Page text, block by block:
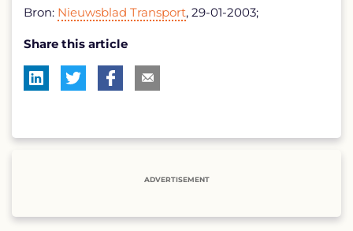
Bron: Nieuwsblad Transport, 29-01-2003;
Share this article
ADVERTISEMENT